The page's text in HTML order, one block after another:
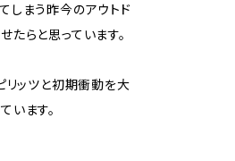
しまう昨今のアウトド
たらと思っています。
リッツと初期衝動を大
います。